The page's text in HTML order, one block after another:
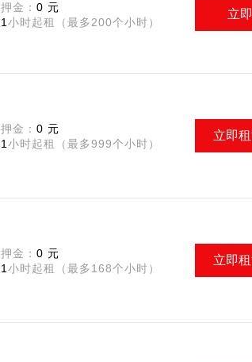
押金： 0 元
1 小时起租（最多200个小时）
立
押金： 0 元
1 小时起租（最多999个小时）
立即
押金： 0 元
1 小时起租（最多168个小时）
立即